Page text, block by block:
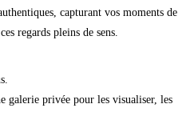
capturant vos moments de
regards pleins de sens.
galerie privée pour les visualiser, les